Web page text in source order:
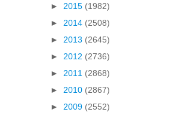
► 2015 (1982)
► 2014 (2508)
► 2013 (2645)
► 2012 (2736)
► 2011 (2868)
► 2010 (2867)
► 2009 (2552)